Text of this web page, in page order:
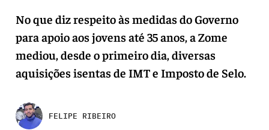
No que diz respeito às medidas do Governo
para apoio aos jovens até 35 anos, a Zome
mediou, desde o primeiro dia, diversas
aquisições isentas de IMT e Imposto de Selo.
FELIPE RIBEIRO